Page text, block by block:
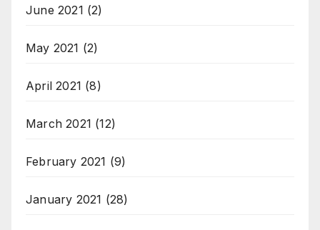
June 2021 (2)
May 2021 (2)
April 2021 (8)
March 2021 (12)
February 2021 (9)
January 2021 (28)